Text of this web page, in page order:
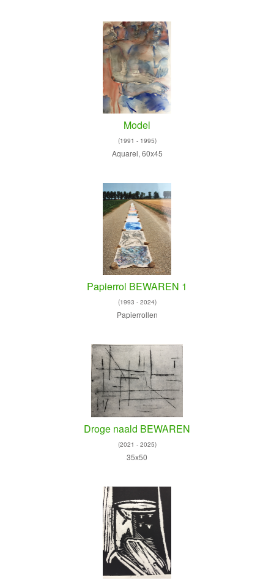
Model
(1991 - 1995)
Aquarel, 60x45
Papierrol BEWAREN 1
(1993 - 2024)
Papierrollen
Droge naald BEWAREN
(2021 - 2025)
35x50